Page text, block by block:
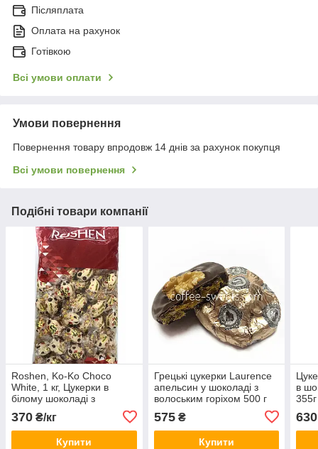
Післяплата
Оплата на рахунок
Готівкою
Всі умови оплати
Умови повернення
Повернення товару впродовж 14 днів за рахунок покупця
Всі умови повернення
Подібні товари компанії
Roshen, Ko-Ko Choco
White, 1 кг, Цукерки в
білому шоколаді з
370 ₴/кг
Купити
Грецькі цукерки Laurence
апельсин у шоколаді з
волоським горіхом 500 г
575₴
Купити
в
355г
630